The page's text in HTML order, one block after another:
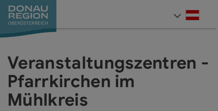
Zum Inhalt
Zur Navigation
Zum Seitenanfang
Zur Kontaktseite
Zum Impressum
Zur Startseite
Veranstaltungszentren -
Pfarrkirchen im
Mühlkreis